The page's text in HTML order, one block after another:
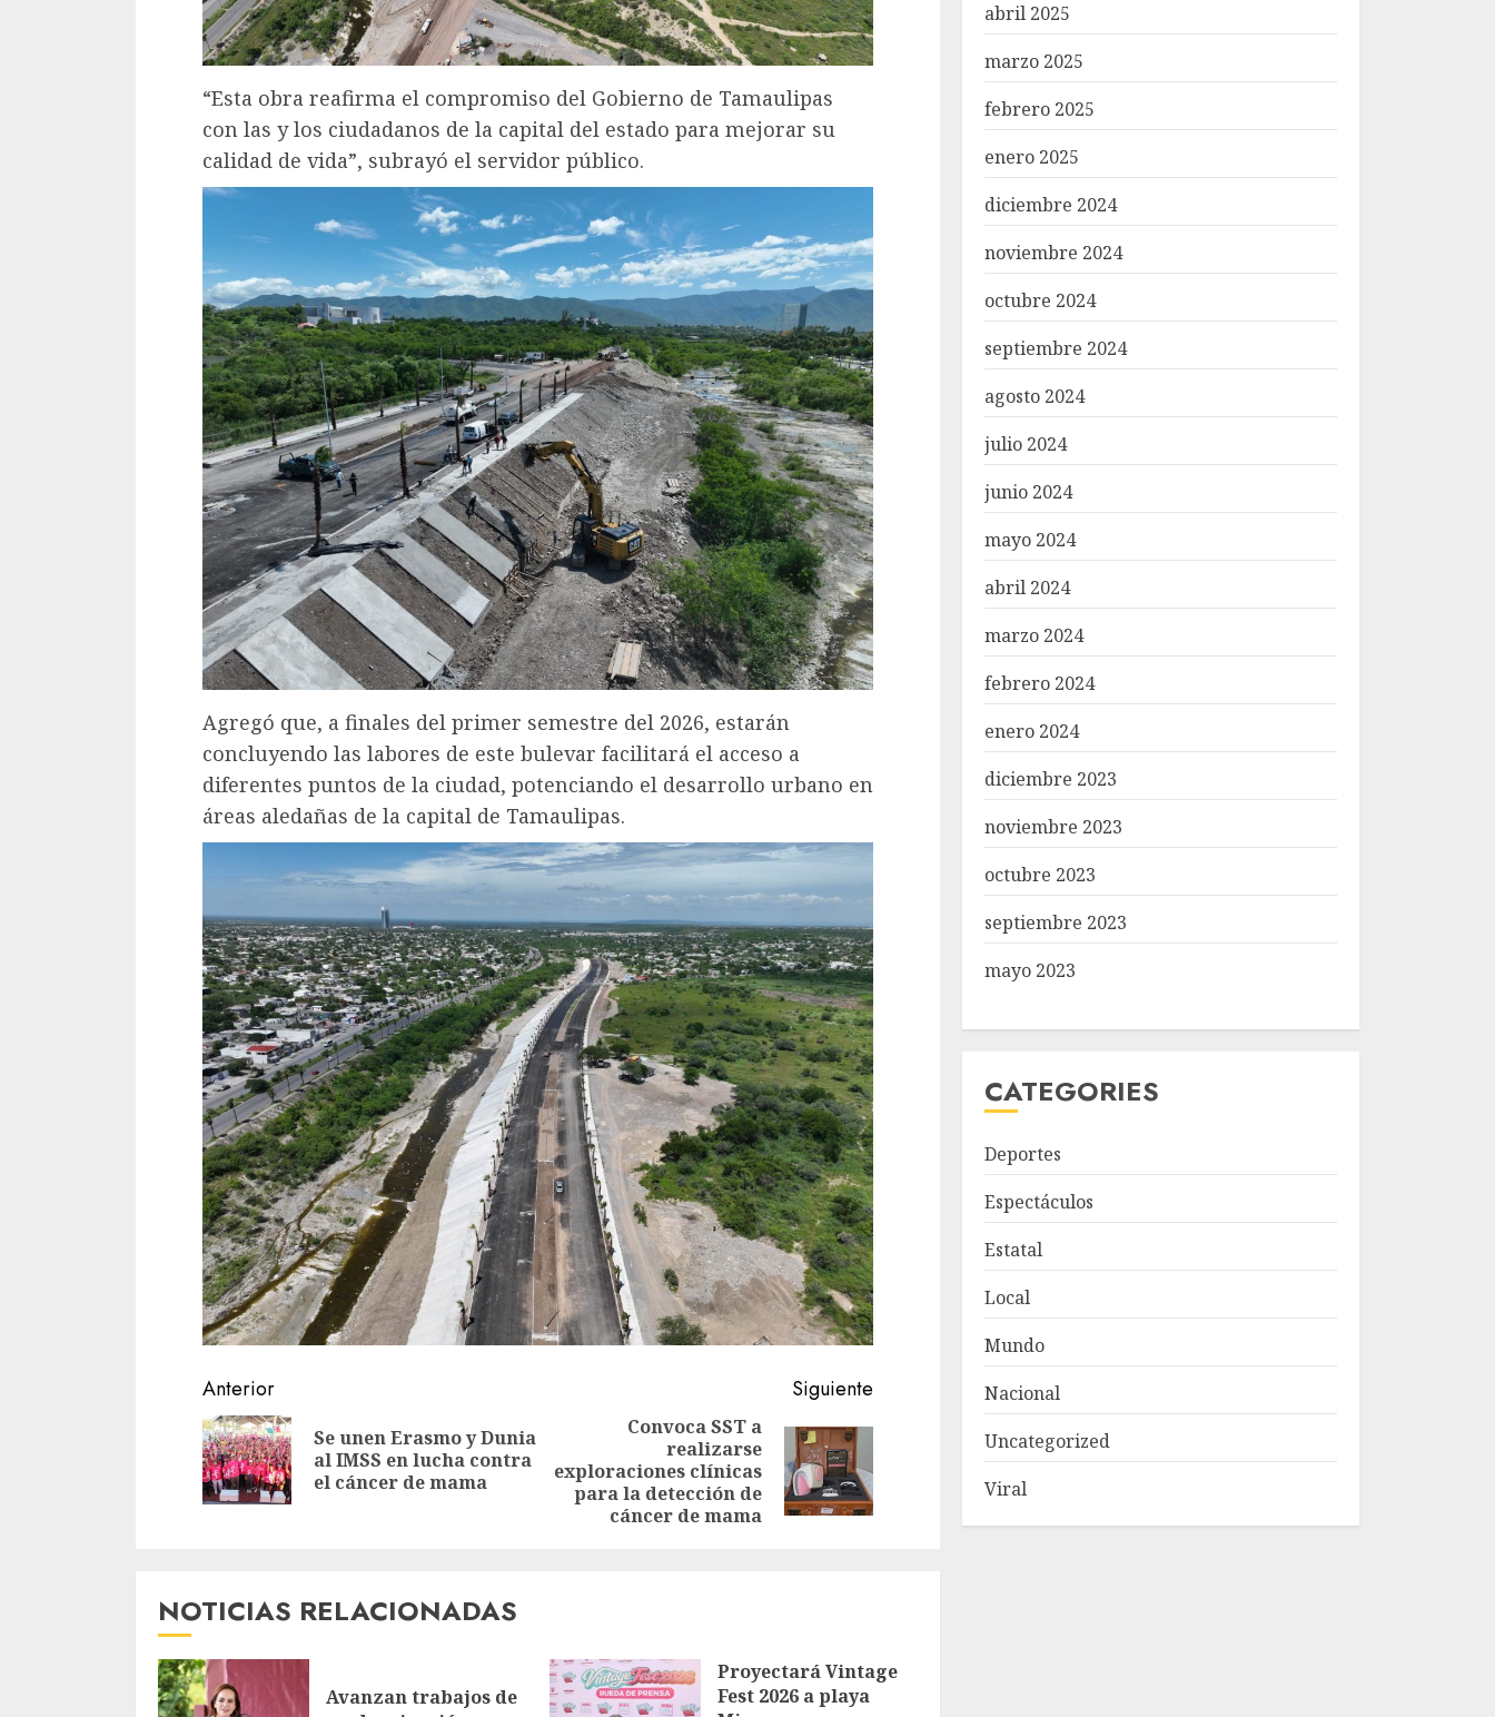
“Esta obra reafirma el compromiso del Gobierno de Tamaulipas
con las y los ciudadanos de la capital del estado para mejorar su
calidad de vida”, subrayó el servidor público.
Agregó que, a finales del primer semestre del 2026, estarán
concluyendo las labores de este bulevar facilitará el acceso a
diferentes puntos de la ciudad, potenciando el desarrollo urbano en
áreas aledañas de la capital de Tamaulipas.
Sigue
leyendo
Anterior
Entrada
anterior:
Se unen Erasmo y Dunia
al IMSS en lucha contra
el cáncer de mama
Siguiente
Siguiente
entrada:
Convoca SST a
realizarse
exploraciones clínicas
para la detección de
cáncer de mama
NOTICIAS RELACIONADAS
Avanzan trabajos de
Proyectará Vintage
Fest 2026 a playa
abril 2025
marzo 2025
febrero 2025
enero 2025
diciembre 2024
noviembre 2024
octubre 2024
septiembre 2024
agosto 2024
julio 2024
junio 2024
mayo 2024
abril 2024
marzo 2024
febrero 2024
enero 2024
diciembre 2023
noviembre 2023
octubre 2023
septiembre 2023
mayo 2023
CATEGORIES
Deportes
Espectáculos
Estatal
Local
Mundo
Nacional
Uncategorized
Viral